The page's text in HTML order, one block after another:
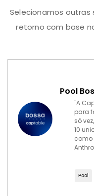
Selecionamos
retorno com base
Pool
"A
para
só
10
como
Pool